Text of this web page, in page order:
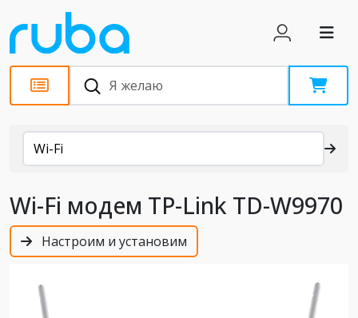
Каталог
Wi-Fi
Wi-Fi модем TP-Link TD-W9970
Настроим и установим